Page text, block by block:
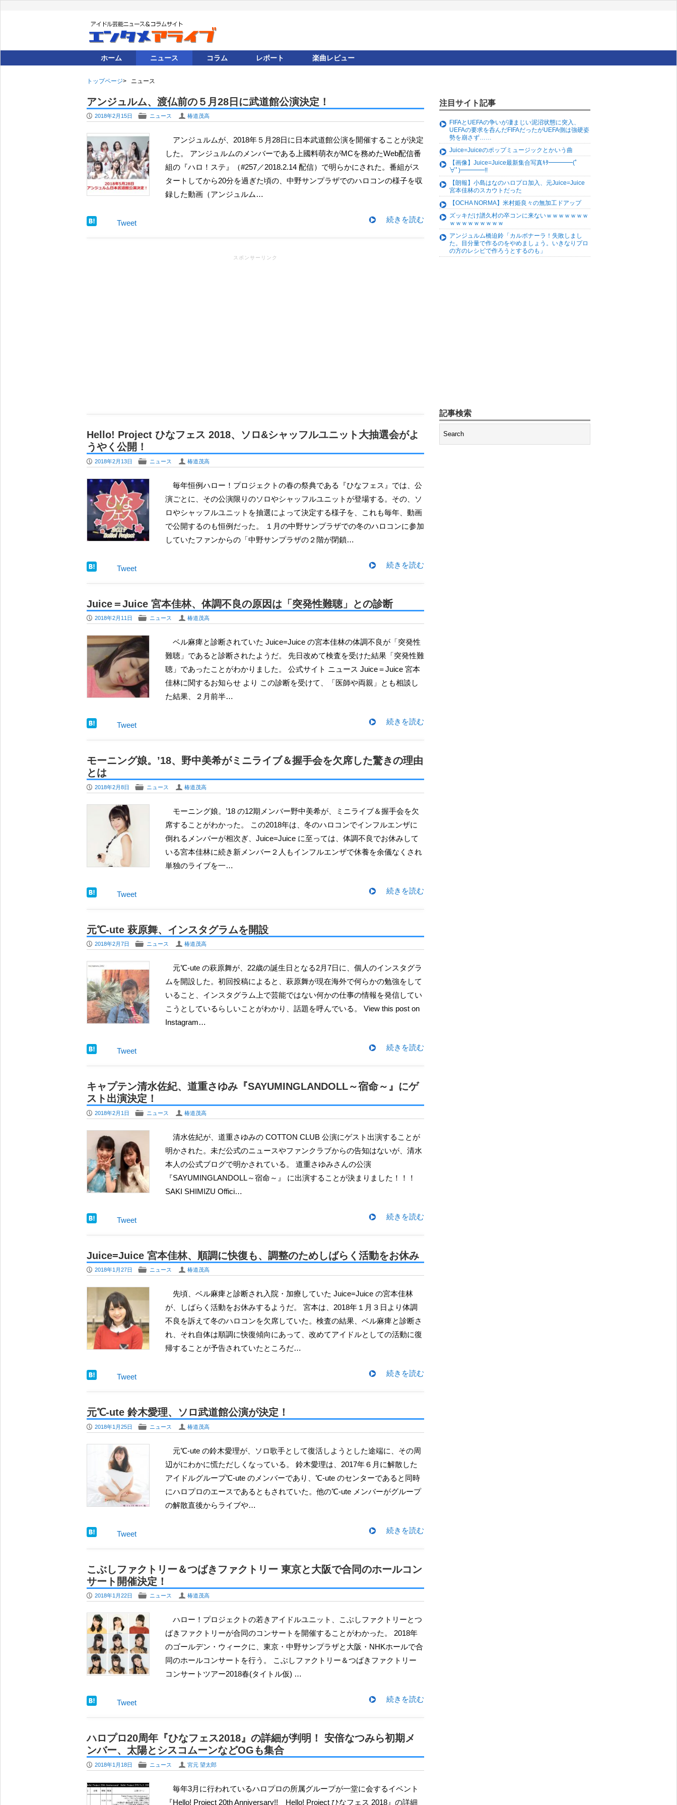
ホーム ニュース コラム レポート 楽曲レビュー
トップページ ニュース
アンジュルム、渡仏前の５月28日に武道館公演決定！
P 2018年2月15日 F ニュース U 椿道茂高
アンジュルムが、2018年５月28日に日本武道館公演を開催することが決定
した。 アンジュルムのメンバーである上國料萌衣がMCを務めたWeb配信番
組の『ハロ！ステ』（#257／2018.2.14 配信）で明らかにされた。番組がス
タートしてから20分を過ぎた頃の、中野サンプラザでのハロコンの様子を収
録した動画（アンジュルム…
続きを読む
Tweet
スポンサーリンク
Hello! Project ひなフェス 2018、ソロ&シャッフルユニット大抽選会がよ
うやく公開！
P 2018年2月13日 F ニュース U 椿道茂高
毎年恒例ハロー！プロジェクトの春の祭典である『ひなフェス』では、公
演ごとに、その公演限りのソロやシャッフルユニットが登場する。その、ソ
ロやシャッフルユニットを抽選によって決定する様子を、これも毎年、動画
で公開するのも恒例だった。 １月の中野サンプラザでの冬のハロコンに参加
していたファンからの「中野サンプラザの２階が閉鎖…
続きを読む
Tweet
Juice＝Juice 宮本佳林、体調不良の原因は「突発性難聴」との診断
P 2018年2月11日 F ニュース U 椿道茂高
ベル麻痺と診断されていた Juice=Juice の宮本佳林の体調不良が「突発性
難聴」であると診断されたようだ。 先日改めて検査を受けた結果「突発性難
聴」であったことがわかりました。 公式サイト ニュース Juice＝Juice 宮本
佳林に関するお知らせ より この診断を受けて、「医師や両親」とも相談し
た結果、２月前半…
続きを読む
Tweet
モーニング娘。’18、野中美希がミニライブ＆握手会を欠席した驚きの理由
とは
P 2018年2月8日 F ニュース U 椿道茂高
モーニング娘。’18 の12期メンバー野中美希が、ミニライブ＆握手会を欠
席することがわかった。 この2018年は、冬のハロコンでインフルエンザに
倒れるメンバーが相次ぎ、Juice=Juice に至っては、体調不良でお休みして
いる宮本佳林に続き新メンバー２人もインフルエンザで休養を余儀なくされ
単独のライブを一…
続きを読む
Tweet
元℃-ute 萩原舞、インスタグラムを開設
P 2018年2月7日 F ニュース U 椿道茂高
元℃-ute の萩原舞が、22歳の誕生日となる2月7日に、個人のインスタグラ
ムを開設した。初回投稿によると、萩原舞が現在海外で何らかの勉強をして
いること、インスタグラム上で芸能ではない何かの仕事の情報を発信してい
こうとしているらしいことがわかり、話題を呼んでいる。 View this post on
Instagram…
続きを読む
Tweet
キャプテン清水佐紀、道重さゆみ『SAYUMINGLANDOLL～宿命～』にゲ
スト出演決定！
P 2018年2月1日 F ニュース U 椿道茂高
清水佐紀が、道重さゆみの COTTON CLUB 公演にゲスト出演することが
明かされた。未だ公式のニュースやファンクラブからの告知はないが、清水
本人の公式ブログで明かされている。 道重さゆみさんの公演
『SAYUMINGLANDOLL～宿命～』 に出演することが決まりました！！！
SAKI SHIMIZU Offici…
続きを読む
Tweet
Juice=Juice 宮本佳林、順調に快復も、調整のためしばらく活動をお休み
P 2018年1月27日 F ニュース U 椿道茂高
先頃、ベル麻痺と診断され入院・加療していた Juice=Juice の宮本佳林
が、しばらく活動をお休みするようだ。 宮本は、2018年１月３日より体調
不良を訴えて冬のハロコンを欠席していた。検査の結果、ベル麻痺と診断さ
れ、それ自体は順調に快復傾向にあって、改めてアイドルとしての活動に復
帰することが予告されていたところだ…
続きを読む
Tweet
元℃-ute 鈴木愛理、ソロ武道館公演が決定！
P 2018年1月25日 F ニュース U 椿道茂高
元℃-ute の鈴木愛理が、ソロ歌手として復活しようとした途端に、その周
辺がにわかに慌ただしくなっている。 鈴木愛理は、2017年６月に解散した
アイドルグループ℃-ute のメンバーであり、℃-ute のセンターであると同時
にハロプロのエースであるともされていた。他の℃-ute メンバーがグループ
の解散直後からライブや…
続きを読む
Tweet
こぶしファクトリー＆つばきファクトリー 東京と大阪で合同のホールコン
サート開催決定！
P 2018年1月22日 F ニュース U 椿道茂高
ハロー！プロジェクトの若きアイドルユニット、こぶしファクトリーとつ
ばきファクトリーが合同のコンサートを開催することがわかった。 2018年
のゴールデン・ウィークに、東京・中野サンプラザと大阪・NHKホールで合
同のホールコンサートを行う。 こぶしファクトリー＆つばきファクトリー
コンサートツアー2018春(タイトル仮) …
続きを読む
Tweet
ハロプロ20周年『ひなフェス2018』の詳細が判明！ 安倍なつみら初期メ
ンバー、太陽とシスコムーンなどOGも集合
P 2018年1月18日 F ニュース U 宮元 望太郎
毎年3月に行われているハロプロの所属グループが一堂に会するイベント
『Hello! Project 20th Anniversary!! Hello! Project ひなフェス 2018』の詳細
注目サイト記事
FIFAとUEFAの争いが凄まじい泥沼状態に突入、
UEFAの要求を呑んだFIFAだったがUEFA側は強硬姿
勢を崩さず……
Juice=Juiceのポップミュージックとかいう曲
【画像】Juice=Juice最新集合写真ｷﾀ━━━━(ﾟ
∀ﾟ)━━━━!!
【朗報】小島はなのハロプロ加入、元Juice=Juice
宮本佳林のスカウトだった
【OCHA NORMA】米村姫良々の無加工ドアップ
ズッキだけ譜久村の卒コンに来ないｗｗｗｗｗｗｗ
ｗｗｗｗｗｗｗｗｗ
アンジュルム橋迫鈴「カルボナーラ！失敗しまし
た。目分量で作るのをやめましょう。いきなりプロ
の方のレシピで作ろうとするのも」
記事検索